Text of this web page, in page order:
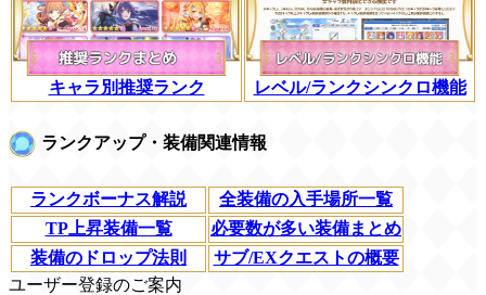
キャラ別推奨ランク レベル/ランクシンクロ機能
ランクアップ・装備関連情報
ランクボーナス解説
全装備の入手場所一覧
TP上昇装備一覧
必要数が多い装備まとめ
装備のドロップ法則
サブ/EXクエストの概要
ユーザー登録のご案内